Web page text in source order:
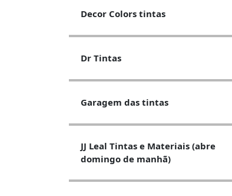
Decor Colors tintas
Dr Tintas
Garagem das tintas
JJ Leal Tintas e Materiais (abre
domingo de manhã)